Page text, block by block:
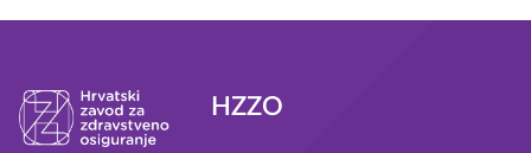
Podnožje
HZZO